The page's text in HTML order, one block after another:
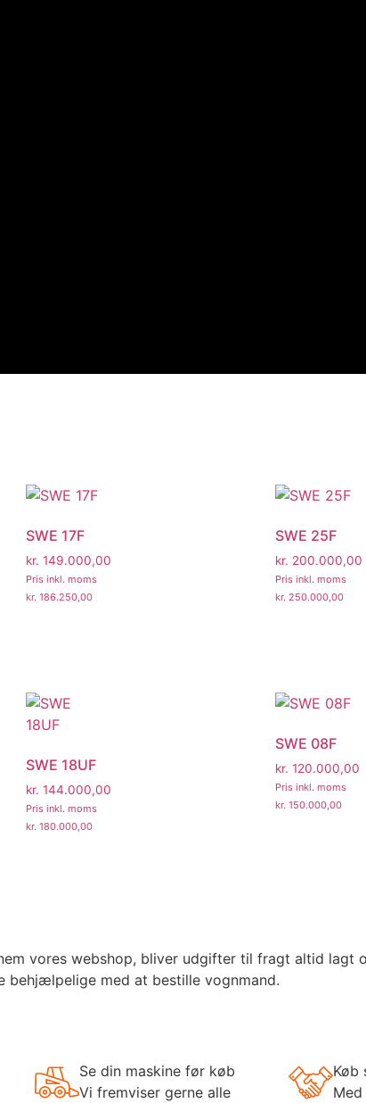
SWE 17F
kr. 149.000,00
Pris inkl. moms
kr. 186.250,00
SWE 25F
kr. 200.000,00
Pris inkl. moms
kr. 250.000,00
SWE 18UF
kr. 144.000,00
Pris inkl. moms
kr. 180.000,00
SWE 08F
kr. 120.000,00
Pris inkl. moms
kr. 150.000,00
vores webshop, bliver udgifter til fragt altid lagt
med at bestille vognmand.
Se din maskine før køb
Vi fremviser gerne alle
Køb